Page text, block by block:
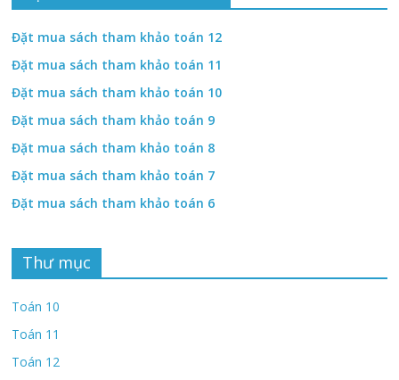
Đặt mua sách tham khảo toán 12
Đặt mua sách tham khảo toán 11
Đặt mua sách tham khảo toán 10
Đặt mua sách tham khảo toán 9
Đặt mua sách tham khảo toán 8
Đặt mua sách tham khảo toán 7
Đặt mua sách tham khảo toán 6
Thư mục
Toán 10
Toán 11
Toán 12